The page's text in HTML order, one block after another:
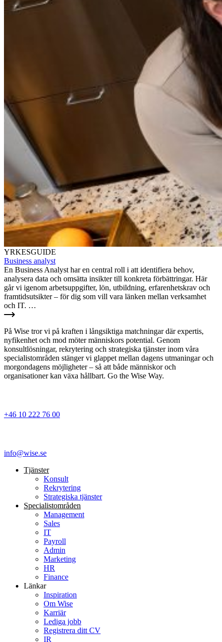
YRKESGUIDE
Business analyst
En Business Analyst har en central roll i att identifiera behov,
analysera data och omsätta insikter till konkreta förbättringar. Här
går vi igenom arbetsuppgifter, lön, utbildning, erfarenhetskrav och
framtidsutsikter – för dig som vill vara länken mellan verksamhet
och IT. …
På Wise tror vi på kraften i långsiktiga matchningar där expertis,
nyfikenhet och mod möter människors potential. Genom
konsultlösningar, rekrytering och strategiska tjänster inom våra
specialistområden stänger vi glappet mellan dagens utmaningar och
morgondagens möjligheter – så att både människor och
organisationer kan växa hållbart. Go the Wise Way.
+46 10 222 76 00
info@wise.se
Tjänster
Konsult
Rekrytering
Strategiska tjänster
Specialist­områden
Management
Sales
IT
Payroll
Admin
Marketing
HR
Finance
Länkar
Inspiration
Om Wise
Karriär
Lediga jobb
Registrera ditt CV
IR